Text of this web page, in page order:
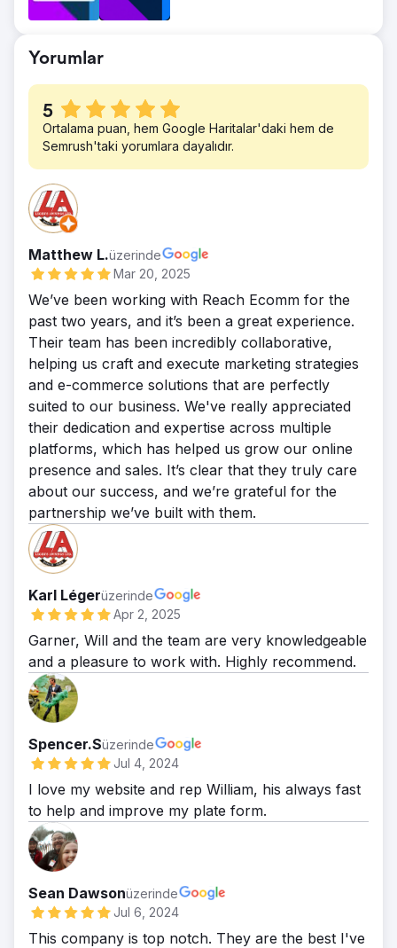
Bakery için daha güvenli, ilgi çekici ve
Şirket, artan organik trafik, daha derin
marka bağlantısı ve artan iş faaliyetleriyle
sürdürülebilir büyüme yolunda ilerliyor.
Yorumlar
5
Ortalama puan, hem Google Haritalar'daki hem de
Semrush'taki yorumlara dayalıdır.
Matthew L.üzerinde
Mar 20, 2025
We’ve been working with Reach Ecomm for the
past two years, and it’s been a great experience.
Their team has been incredibly collaborative,
helping us craft and execute marketing strategies
and e-commerce solutions that are perfectly
suited to our business. We've really appreciated
their dedication and expertise across multiple
platforms, which has helped us grow our online
presence and sales. It’s clear that they truly care
about our success, and we’re grateful for the
partnership we’ve built with them.
Karl Légerüzerinde
Apr 2, 2025
Garner, Will and the team are very knowledgeable
and a pleasure to work with. Highly recommend.
Spencer.Süzerinde
Jul 4, 2024
I love my website and rep William, his always fast
to help and improve my plate form.
Sean Dawsonüzerinde
Jul 6, 2024
This company is top notch. They are the best I've